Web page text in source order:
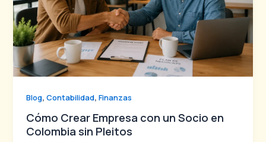
Blog,Contabilidad,Finanzas
Cómo Crear Empresa con un Socio en
Colombia sin Pleitos